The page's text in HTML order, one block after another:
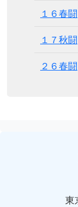
１６春闘
１７秋闘
２６春闘
東